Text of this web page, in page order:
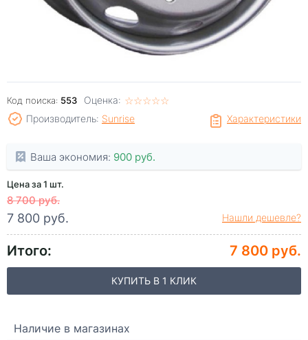
Код поиска: 553 Оценка: ☆☆☆☆☆
★★★★★
Характеристики
Производитель: Sunrise
Ваша экономия: 900 руб.
Цена за 1 шт.
8 700 руб.
7 800 руб. Нашли дешевле?
Итого: 7 800 руб.
КУПИТЬ В 1 КЛИК
Наличие в магазинах